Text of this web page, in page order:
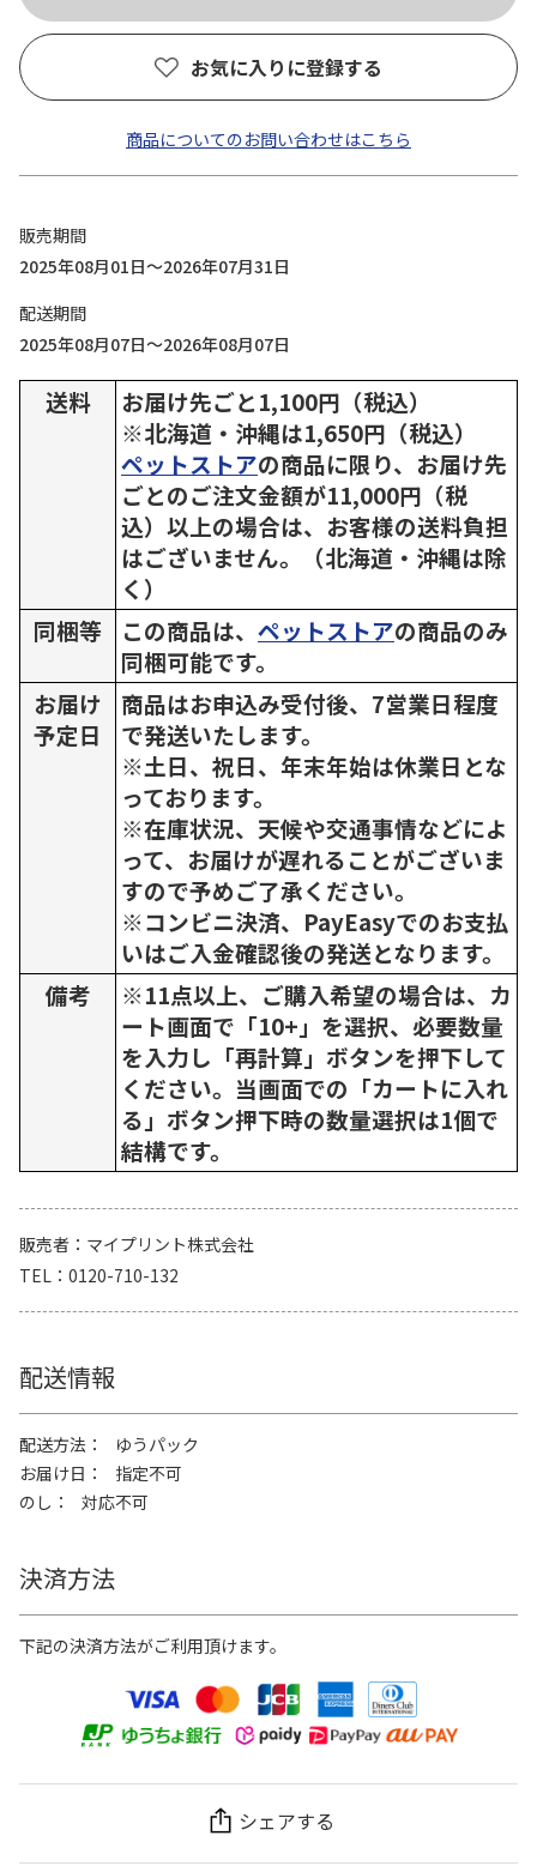
お気に入りに登録する
商品についてのお問い合わせはこちら
販売期間
2025年08月01日～2026年07月31日
配送期間
2025年08月07日～2026年08月07日
送料
お届け先ごと1,100円（税込）
※北海道・沖縄は1,650円（税込）
ペットストアの商品に限り、お届け先
ごとのご注文金額が11,000円（税
込）以上の場合は、お客様の送料負担
はございません。（北海道・沖縄は除
く）
同梱等
この商品は、 ペットストアの商品のみ
同梱可能です。
お届け
予定日
商品はお申込み受付後、7営業日程度
で発送いたします。
※土日、祝日、年末年始は休業日とな
っております。
※在庫状況、天候や交通事情などによ
って、お届けが遅れることがございま
すので予めご了承ください。
※コンビニ決済、PayEasyでのお支払
いはご入金確認後の発送となります。
備考
※11点以上、ご購入希望の場合は、カ
ート画面で「10+」を選択、必要数量
を入力し「再計算」ボタンを押下して
ください。当画面での「カートに入れ
る」ボタン押下時の数量選択は1個で
結構です。
販売者
マイプリント株式会社
TEL
0120-710-132
配送情報
配送方法
ゆうパック
お届け日
指定不可
のし
対応不可
決済方法
下記の決済方法がご利用頂けます。
シェアする